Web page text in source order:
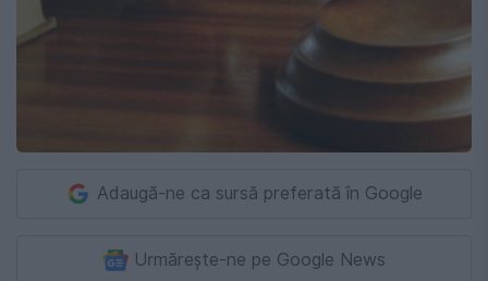
Adaugă-ne ca sursă preferată în Google
Urmărește-ne pe Google News